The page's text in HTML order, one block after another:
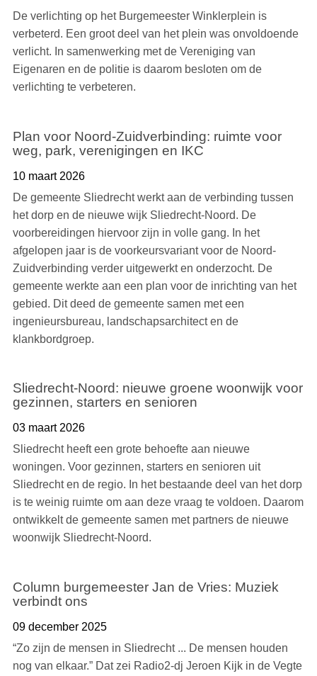
De verlichting op het Burgemeester Winklerplein is
verbeterd. Een groot deel van het plein was onvoldoende
verlicht. In samenwerking met de Vereniging van
Eigenaren en de politie is daarom besloten om de
verlichting te verbeteren.
Plan voor Noord-Zuidverbinding: ruimte voor
weg, park, verenigingen en IKC
10 maart 2026
De gemeente Sliedrecht werkt aan de verbinding tussen
het dorp en de nieuwe wijk Sliedrecht-Noord. De
voorbereidingen hiervoor zijn in volle gang. In het
afgelopen jaar is de voorkeursvariant voor de Noord-
Zuidverbinding verder uitgewerkt en onderzocht. De
gemeente werkte aan een plan voor de inrichting van het
gebied. Dit deed de gemeente samen met een
ingenieursbureau, landschapsarchitect en de
klankbordgroep.
Sliedrecht-Noord: nieuwe groene woonwijk voor
gezinnen, starters en senioren
03 maart 2026
Sliedrecht heeft een grote behoefte aan nieuwe
woningen. Voor gezinnen, starters en senioren uit
Sliedrecht en de regio. In het bestaande deel van het dorp
is te weinig ruimte om aan deze vraag te voldoen. Daarom
ontwikkelt de gemeente samen met partners de nieuwe
woonwijk Sliedrecht-Noord.
Column burgemeester Jan de Vries: Muziek
verbindt ons
09 december 2025
“Zo zijn de mensen in Sliedrecht ... De mensen houden
nog van elkaar.” Dat zei Radio2-dj Jeroen Kijk in de Vegte